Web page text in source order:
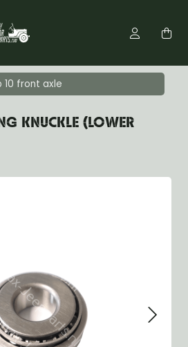
10 front axle
KNUCKLE (LOWER